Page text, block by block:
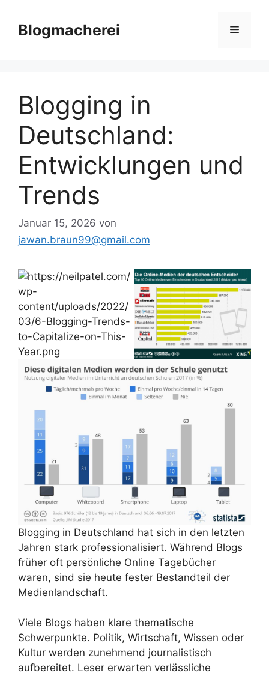
Inhalt
springen
Blogmacherei Menü
Blogging in
Deutschland:
Entwicklungen und
Trends
Januar 15, 2026 von
jawan.braun99@gmail.com
Blogging in Deutschland hat sich in den letzten
Jahren stark professionalisiert. Während Blogs
früher oft persönliche Online Tagebücher
waren, sind sie heute fester Bestandteil der
Medienlandschaft.
Viele Blogs haben klare thematische
Schwerpunkte. Politik, Wirtschaft, Wissen oder
Kultur werden zunehmend journalistisch
aufbereitet. Leser erwarten verlässliche